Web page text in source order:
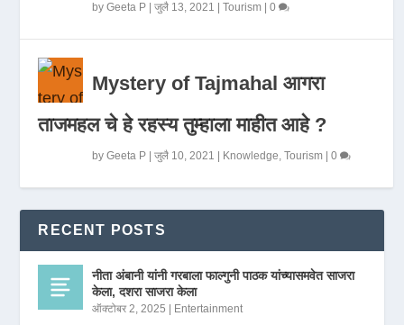
byGeeta P |जुलै 13, 2021 |Tourism |0
Mystery of Tajmahal आगरा
ताजमहल चे हे रहस्य तुम्हाला माहीत आहे ?
byGeeta P |जुलै 10, 2021 Knowledge,Tourism |0
RECENT POSTS
नीता अंबानी यांनी गरबाला फाल्गुनी पाठक यांच्यासमवेत साजरा
केला, दशरा साजरा केला
ऑक्टोबर 2, 2025 Entertainment